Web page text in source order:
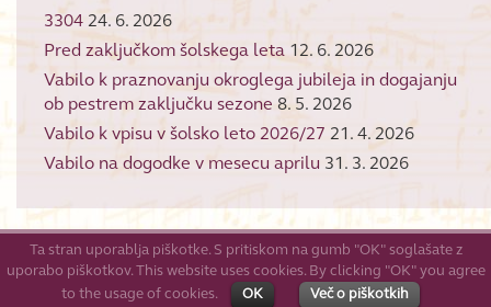
3304 24. 6. 2026
Pred zaključkom šolskega leta 12. 6. 2026
Vabilo k praznovanju okroglega jubileja in dogajanju
ob pestrem zaključku sezone 8. 5. 2026
Vabilo k vpisu v šolsko leto 2026/27 21. 4. 2026
Vabilo na dogodke v mesecu aprilu 31. 3. 2026
© 2026GŠV
Ta stran uporablja piškotke. S pritiskom na gumb "OK" soglašate z
uporabo piškotkov. This website uses cookies. By clicking "OK" you agree
to the usage of cookies.
OK Več o piškotkih